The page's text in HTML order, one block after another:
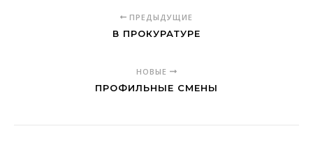
ПРЕДЫДУЩИЕ
В ПРОКУРАТУРЕ
НОВЫЕ
ПРОФИЛЬНЫЕ СМЕНЫ